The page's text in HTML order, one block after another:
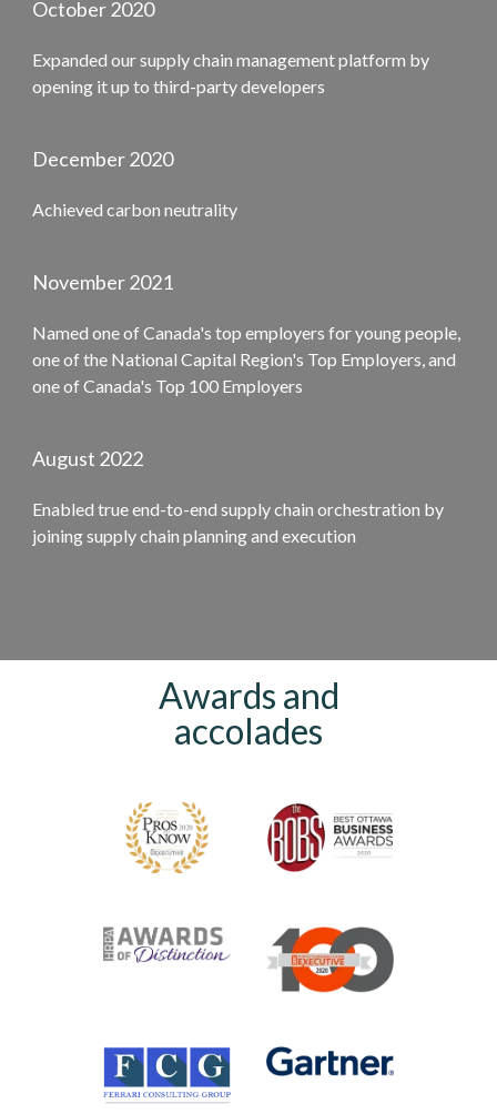
October 2020
Expanded our supply chain management platform by
opening it up to third-party developers
December 2020
Achieved carbon neutrality
November 2021
Named one of Canada's top employers for young people,
one of the National Capital Region's Top Employers, and
one of Canada's Top 100 Employers
August 2022
Enabled true end-to-end supply chain orchestration by
joining supply chain planning and execution
Awards and
accolades